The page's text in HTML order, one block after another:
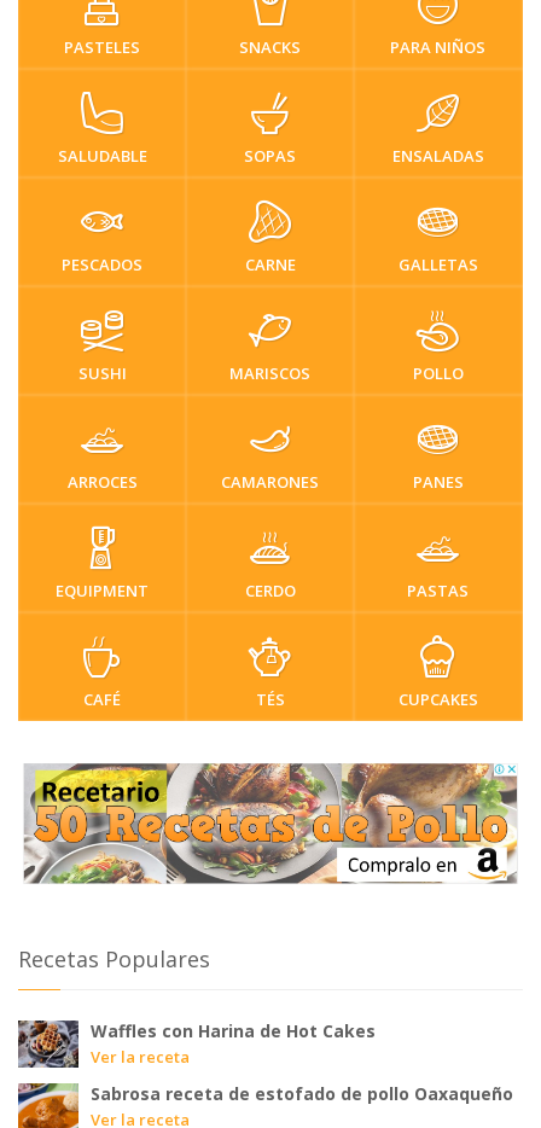
PASTELES SNACKS PARA NIÑOS
SALUDABLE SOPAS ENSALADAS
PESCADOS CARNE GALLETAS
SUSHI MARISCOS POLLO
ARROCES CAMARONES PANES
EQUIPMENT CERDO PASTAS
CAFÉ TÉS CUPCAKES
Recetas Populares
Waffles con Harina de Hot Cakes
Ver la receta
Sabrosa receta de estofado de pollo Oaxaqueño
Ver la receta